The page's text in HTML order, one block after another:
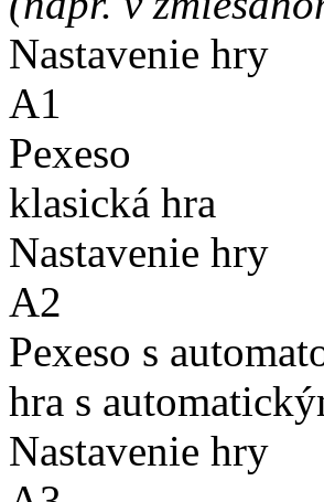
Nastavenie hry
A1
Pexeso
klasická hra
Nastavenie hry
A2
Pexeso s
hra s
Nastavenie hry